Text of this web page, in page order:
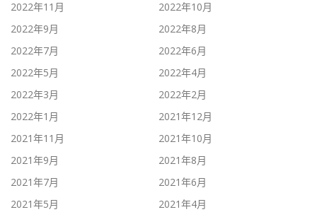
2022年11月
2022年10月
2022年9月
2022年8月
2022年7月
2022年6月
2022年5月
2022年4月
2022年3月
2022年2月
2022年1月
2021年12月
2021年11月
2021年10月
2021年9月
2021年8月
2021年7月
2021年6月
2021年5月
2021年4月